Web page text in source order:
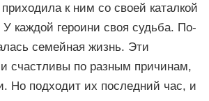
к ним со своей каталкой
У каждой героини своя судьба. По-
семейная жизнь. Эти
счастливы по разным причинам,
Но подходит их последний час, и